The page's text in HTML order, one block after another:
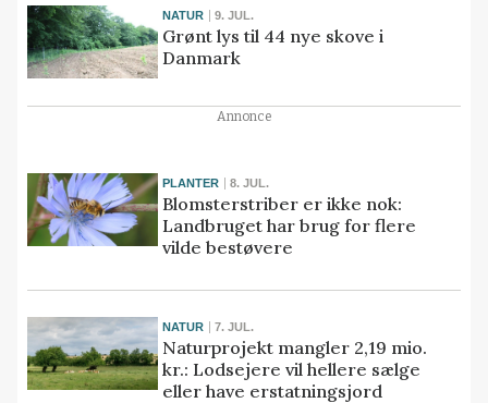
NATUR 9. JUL.
Grønt lys til 44 nye skove i
Danmark
Annonce
PLANTER 8. JUL.
Blomsterstriber er ikke nok:
Landbruget har brug for flere
vilde bestøvere
NATUR 7. JUL.
Naturprojekt mangler 2,19 mio.
kr.: Lodsejere vil hellere sælge
eller have erstatningsjord